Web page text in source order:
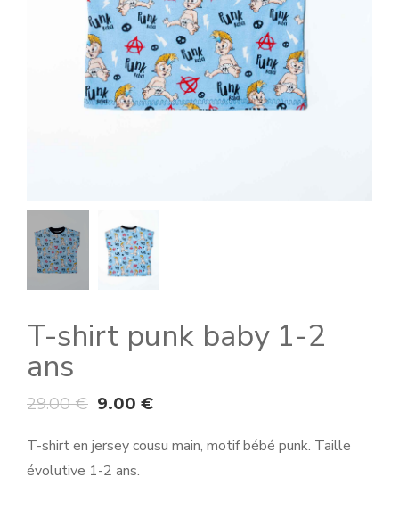
T-shirt punk baby 1-2
ans
29.00€ 9.00 €
T-shirt en jersey cousu main, motif bébé punk. Taille
évolutive 1-2 ans.